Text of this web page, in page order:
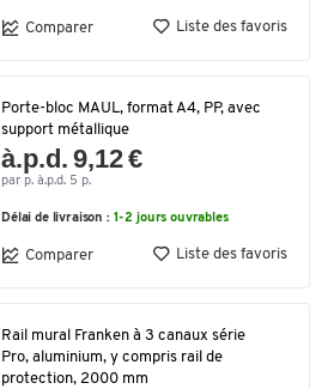
Comparer Liste des favoris
Porte-bloc MAUL, format A4, PP, avec
support métallique
à.p.d. 9,12 €
par p. à.p.d. 5 p.
Délai de livraison : 1-2 jours ouvrables
Comparer Liste des favoris
Rail mural Franken à 3 canaux série
Pro, aluminium, y compris rail de
protection, 2000 mm